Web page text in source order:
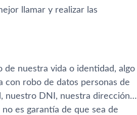
llamar y realizar las
de nuestra vida o identidad, algo
con robo de datos personas de
nuestro DNI, nuestra dirección…
es garantía de que sea de